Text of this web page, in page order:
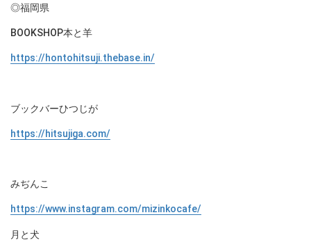
◎福岡県
BOOKSHOP本と羊
https://hontohitsuji.thebase.in/
ブックバーひつじが
https://hitsujiga.com/
みぢんこ
https://www.instagram.com/mizinkocafe/
月と犬